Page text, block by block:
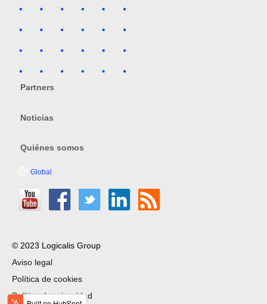
Partners
Noticias
Quiénes somos
Global
© 2023 Logicalis Group
Aviso legal
Política de cookies
Política de privacidad